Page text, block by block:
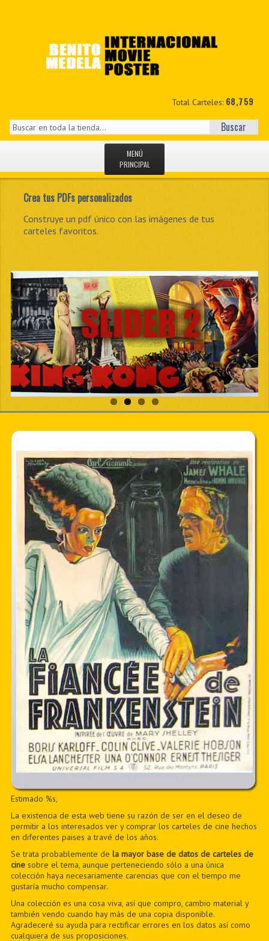
Total Carteles: 68,759
Buscar
MENÚ
PRINCIPAL
NOVEDADES
PDF BOOKS
CUSTOM PDF
Tenemos la mayor colección privada de carteles de
cine.
Crea tus PDFs personalizados
Construye un pdf único con las imágenes de tus
carteles favoritos.
Selecciona tus carteles favoritos para.
In ultrices mi sed dui accumsan scelerisque. Nulla vitae
faucibus justo.
Estimado %s,
La existencia de esta web tiene su razón de ser en el deseo de
permitir a los interesados ver y comprar los carteles de cine hechos
en diferentes paises a travé de los años.
Se trata probablemente de la mayor base de datos de carteles de
cinesobre el tema, aunque perteneciendo sólo a una única
colección haya necesariamente carencias que con el tiempo me
gustaría mucho compensar.
Una colección es una cosa viva, así que compro, cambio material y
también vendo cuando hay más de una copia disponible.
Agradeceré su ayuda para rectificar errores en los datos así como
cualquiera de sus proposiciones.